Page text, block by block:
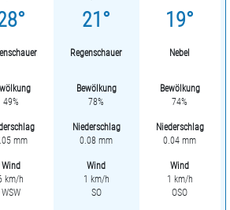
49%
mm
Wind
km/h
WSW
21°
Regenschauer
Bewölkung
78%
Niederschlag
0.08 mm
Wind
1 km/h
SO
19°
Nebel
Bewölkung
74%
Niederschlag
0.04 mm
Wind
1 km/h
OSO